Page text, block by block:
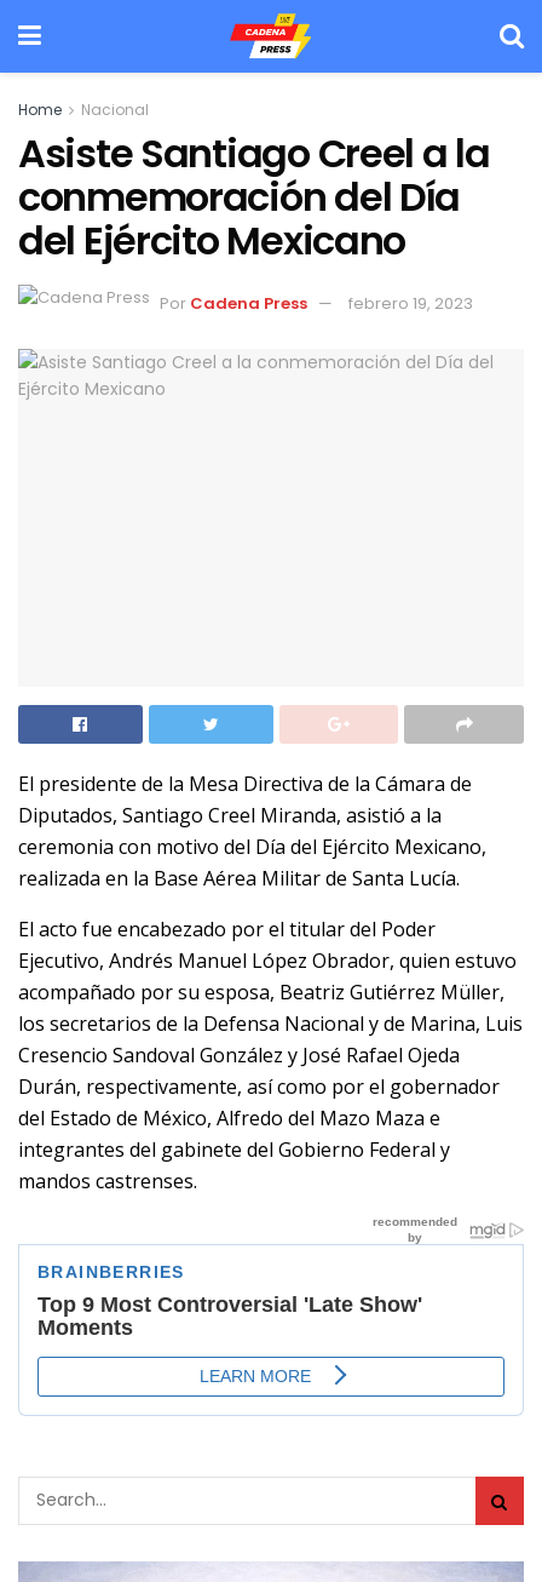
Home Nacional
Asiste Santiago Creel a la
conmemoración del Día
del Ejército Mexicano
Por Cadena Press febrero 19, 2023
El presidente de la Mesa Directiva de la Cámara de
Diputados, Santiago Creel Miranda, asistió a la
ceremonia con motivo del Día del Ejército Mexicano,
realizada en la Base Aérea Militar de Santa Lucía.
El acto fue encabezado por el titular del Poder
Ejecutivo, Andrés Manuel López Obrador, quien estuvo
acompañado por su esposa, Beatriz Gutiérrez Müller,
los secretarios de la Defensa Nacional y de Marina, Luis
Cresencio Sandoval González y José Rafael Ojeda
Durán, respectivamente, así como por el gobernador
del Estado de México, Alfredo del Mazo Maza e
integrantes del gabinete del Gobierno Federal y
mandos castrenses.